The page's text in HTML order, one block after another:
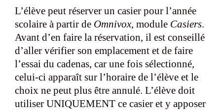
L’élève peut réserver un casier pour l’année
scolaire à partir de Omnivox, module Casiers.
Avant d’en faire la réservation, il est conseillé
d’aller vérifier son emplacement et de faire
l’essai du cadenas, car une fois sélectionné,
celui-ci apparaît sur l’horaire de l’élève et le
choix ne peut plus être annulé. L’élève doit
utiliser UNIQUEMENT ce casier et y apposer